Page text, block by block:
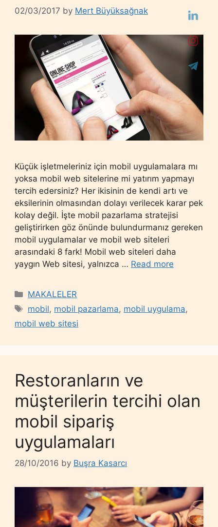
02/03/2017 by Mert Büyüksağnak
Küçük işletmeleriniz için mobil uygulamalara mı
yoksa mobil web sitelerine mi yatırım yapmayı
tercih edersiniz? Her ikisinin de kendi artı ve
eksilerinin olmasından dolayı verilecek karar pek
kolay değil. İşte mobil pazarlama stratejisi
geliştirirken göz önünde bulundurmanız gereken
mobil uygulamalar ve mobil web siteleri
arasındaki 8 fark! Mobil web siteleri daha
yaygın Web sitesi, yalnızca … Read more
Categories
MAKALELER
Tags
mobil, mobil pazarlama, mobil uygulama,
mobil web sitesi
Restoranların ve
müşterilerin tercihi olan
mobil sipariş
uygulamaları
28/10/2016 by Buşra Kasarcı